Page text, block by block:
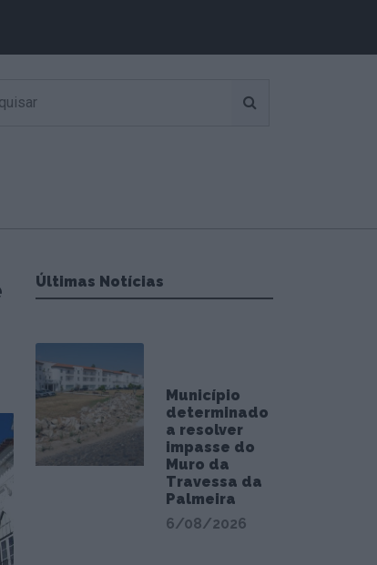
Últimas Notícias
Município
determinado
a resolver
impasse do
Muro da
Travessa da
Palmeira
6/08/2026